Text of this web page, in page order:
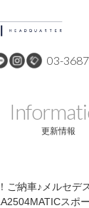
03-
更新情報
ご納車♪メルセデ
スポ